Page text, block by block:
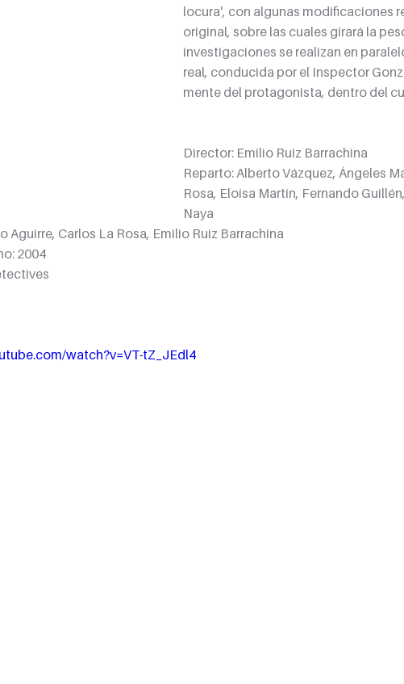
locura', con algunas modificaciones
original, sobre las cuales girará la
investigaciones se realizan en
real, conducida por el Inspector
mente del protagonista, dentro del
Director: Emilio Ruiz Barrachina
Reparto: Alberto Vázquez, Ángeles
Rosa, Eloísa Martín, Fernando Guillén,
Naya
Aguirre, Carlos La Rosa, Emilio Ruiz Barrachina
2004
watch?v=VT-tZ_JEdl4